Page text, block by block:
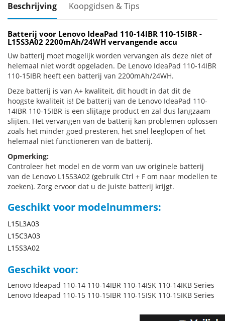
Beschrijving Koopgidsen & Tips
Batterij voor Lenovo IdeaPad 110-14IBR 110-15IBR -
L15S3A02 2200mAh/24WH vervangende accu
Uw batterij moet mogelijk worden vervangen als deze niet of
helemaal niet wordt opgeladen. De Lenovo IdeaPad 110-14IBR
110-15IBR heeft een batterij van 2200mAh/24WH.
Deze batterij is van A+ kwaliteit, dit houdt in dat dit de
hoogste kwaliteit is! De batterij van de Lenovo IdeaPad 110-
14IBR 110-15IBR is een slijtage product en zal dus langzaam
slijten. Het vervangen van de batterij kan problemen oplossen
zoals het minder goed presteren, het snel leeglopen of het
helemaal niet functioneren van de batterij.
Opmerking:
Controleer het model en de vorm van uw originele batterij
van de Lenovo L15S3A02 (gebruik Ctrl + F om naar modellen te
zoeken). Zorg ervoor dat u de juiste batterij krijgt.
Geschikt voor modelnummers:
L15L3A03
L15C3A03
L15S3A02
Geschikt voor:
Lenovo Ideapad 110-14 110-14IBR 110-14ISK 110-14IKB Series
Lenovo Ideapad 110-15 110-15IBR 110-15ISK 110-15IKB Series